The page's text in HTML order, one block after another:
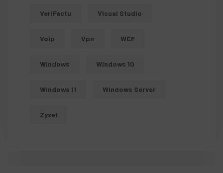
VeriFactu Visual Studio
Voip Vpn WCF
Windows Windows 10
Windows 11 Windows Server
Zyxel